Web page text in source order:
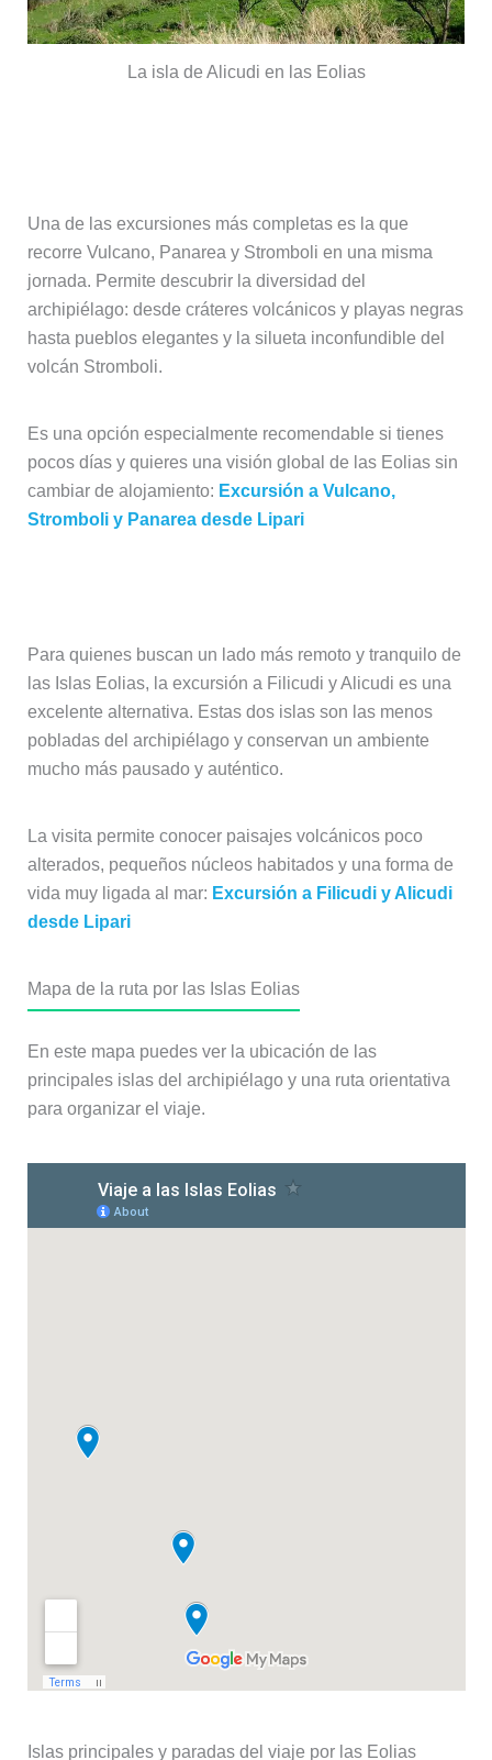
La isla de Alicudi en las Eolias
Una de las excursiones más completas es la que
recorre Vulcano, Panarea y Stromboli en una misma
jornada. Permite descubrir la diversidad del
archipiélago: desde cráteres volcánicos y playas negras
hasta pueblos elegantes y la silueta inconfundible del
volcán Stromboli.
Es una opción especialmente recomendable si tienes
pocos días y quieres una visión global de las Eolias sin
cambiar de alojamiento: Excursión a Vulcano,
Stromboli y Panarea desde Lipari
Para quienes buscan un lado más remoto y tranquilo de
las Islas Eolias, la excursión a Filicudi y Alicudi es una
excelente alternativa. Estas dos islas son las menos
pobladas del archipiélago y conservan un ambiente
mucho más pausado y auténtico.
La visita permite conocer paisajes volcánicos poco
alterados, pequeños núcleos habitados y una forma de
vida muy ligada al mar: Excursión a Filicudi y Alicudi
desde Lipari
Mapa de la ruta por las Islas Eolias
En este mapa puedes ver la ubicación de las
principales islas del archipiélago y una ruta orientativa
para organizar el viaje.
Islas principales y paradas del viaje por las Eolias